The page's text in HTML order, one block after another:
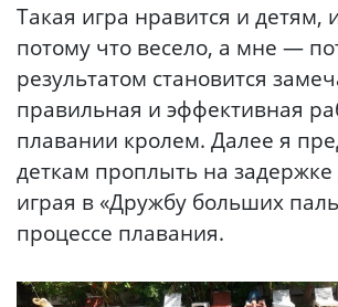
Такая игра нравится и
потому что весело, а мне —
результатом становится
правильная и эффективная
плавании кролем. Далее я
деткам проплыть на
играя в «Дружбу больших
процессе плавания.